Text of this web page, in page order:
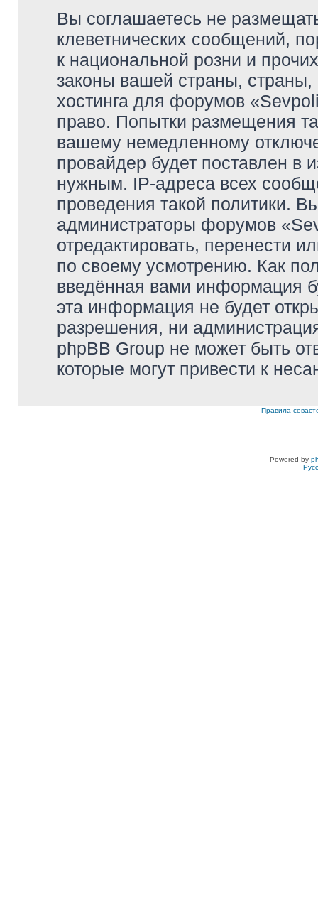
Вы соглашаетесь не
клеветнических сообщений,
к национальной розни и
законы вашей страны, страны,
хостинга для форумов
право. Попытки размещения
вашему немедленному
провайдер будет поставлен в
нужным. IP-адреса всех
проведения такой политики.
администраторы форумов
отредактировать, перенести
по своему усмотрению. Как
введённая вами информация
эта информация не будет
разрешения, ни
phpBB Group не может быть
которые могут привести к
Правила
Powered by